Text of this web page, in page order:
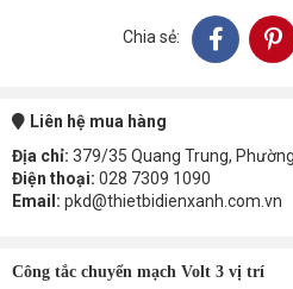
Chia sẻ:
Liên hệ mua hàng
Địa chỉ: 379/35 Quang Trung,
Điện thoại: 028 7309 1090
Email: pkd@thietbidienxanh.com.vn
Công tắc chuyển mạch Volt 3 vị trí